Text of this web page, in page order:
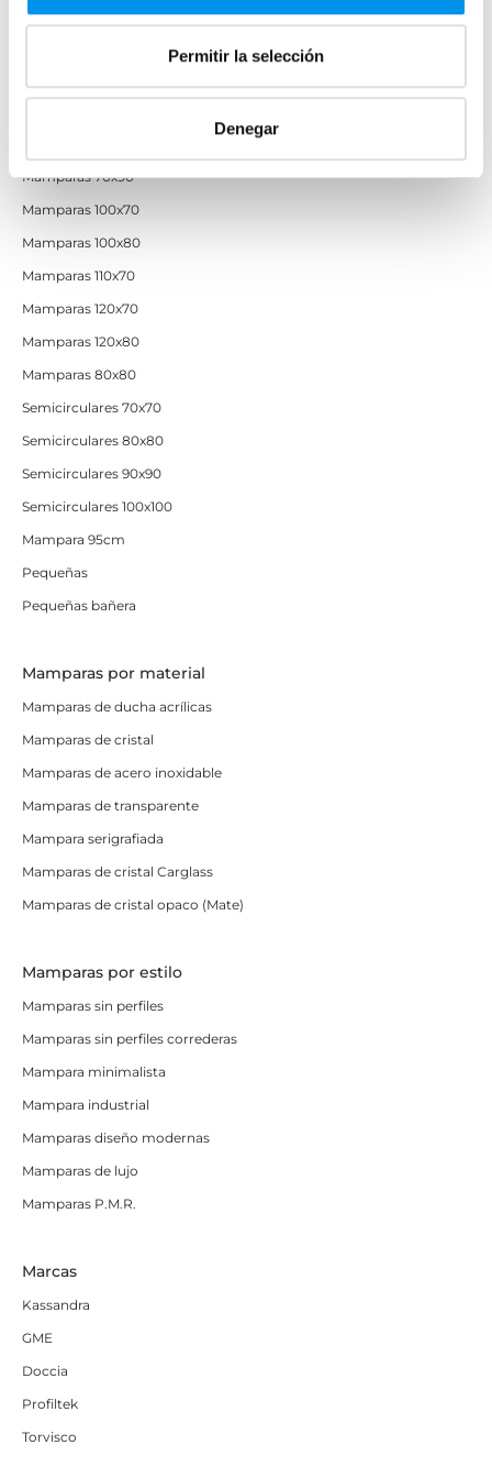
Permitir la selección
Denegar
Mamparas 70x90
Mamparas 100x70
Mamparas 100x80
Mamparas 110x70
Mamparas 120x70
Mamparas 120x80
Mamparas 80x80
Semicirculares 70x70
Semicirculares 80x80
Semicirculares 90x90
Semicirculares 100x100
Mampara 95cm
Pequeñas
Pequeñas bañera
Mamparas por material
Mamparas de ducha acrílicas
Mamparas de cristal
Mamparas de acero inoxidable
Mamparas de transparente
Mampara serigrafiada
Mamparas de cristal Carglass
Mamparas de cristal opaco (Mate)
Mamparas por estilo
Mamparas sin perfiles
Mamparas sin perfiles correderas
Mampara minimalista
Mampara industrial
Mamparas diseño modernas
Mamparas de lujo
Mamparas P.M.R.
Marcas
Kassandra
GME
Doccia
Profiltek
Torvisco